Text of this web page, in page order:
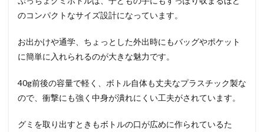
のコンパクトなサイズ設計になっています。
お出かけや通学、ちょっとした外出時にもバッグやポケット
に簡単に入れられるのが大きな魅力です。
40g前後の容量で軽く、ボトル自体も丈夫なプラスチック製な
ので、衝撃にも強く中身が潰れにくい工夫がされています。
グミを取り出すときもボトルの口が広めに作られているた